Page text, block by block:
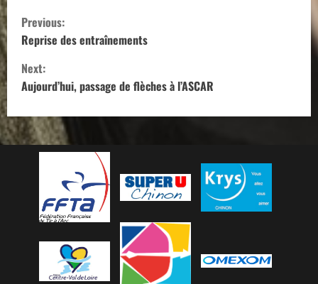
C
o
n
i
Previous:
Reprise des entraînements
Next:
Aujourd’hui, passage de flèches à l’ASCAR